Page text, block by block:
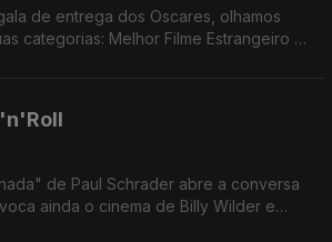
de entrega dos Oscares, olhamos
categorias: Melhor Filme Estrangeiro e
de Paul Schrader abre a conversa
ainda o cinema de Billy Wilder e